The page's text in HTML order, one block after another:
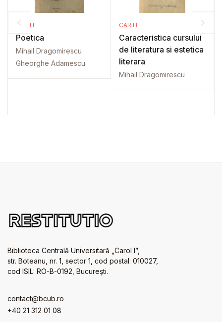
CARTE
Poetica
Mihail Dragomirescu
Gheorghe Adamescu
CARTE
Caracteristica cursului
de literatura si estetica
literara
Mihail Dragomirescu
Biblioteca Centrală Universitară „Carol I”,
str. Boteanu, nr. 1, sector 1, cod postal: 010027,
cod ISIL: RO-B-0192, Bucureşti.
contact@bcub.ro
+40 21 312 01 08